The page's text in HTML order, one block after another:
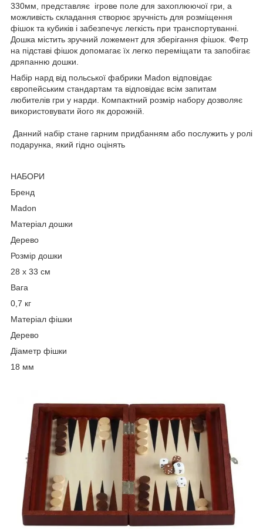
330мм, представляє ігрове поле для захоплюючої гри, а
можливість складання створює зручність для розміщення
фішок та кубиків і забезпечує легкість при транспортуванні.
Дошка містить зручний ложемент для зберігання фішок. Фетр
на підставі фішок допомагає їх легко переміщати та запобігає
дряпанню дошки.
Набір нард від польської фабрики Madon відповідає
європейським стандартам та відповідає всім запитам
любителів гри у нарди. Компактний розмір набору дозволяє
використовувати його як дорожній.
Данний набір стане гарним придбанням або послужить у ролі
подарунка, який гідно оцінять
НАБОРИ
Бренд
Madon
Матеріал дошки
Дерево
Розмір дошки
28 х 33 см
Вага
0,7 кг
Матеріал фішки
Дерево
Діаметр фішки
18 мм